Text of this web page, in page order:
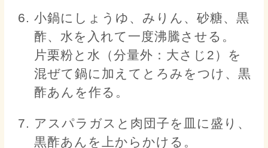
小鍋にしょうゆ、みりん、砂糖、黒
酢、水を入れて一度沸騰させる。
片栗粉と水（分量外：大さじ2）を
混ぜて鍋に加えてとろみをつけ、黒
酢あんを作る。
アスパラガスと肉団子を皿に盛り、
黒酢あんを上からかける。